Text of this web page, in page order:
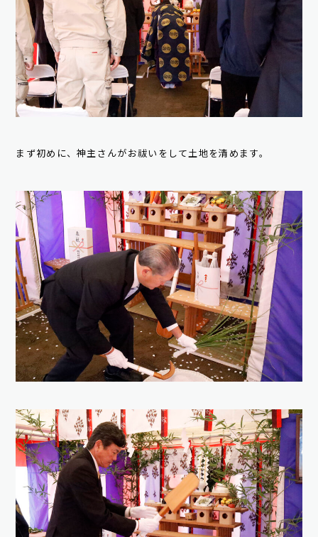
まず初めに、神主さんがお祓いをして土地を清めます。